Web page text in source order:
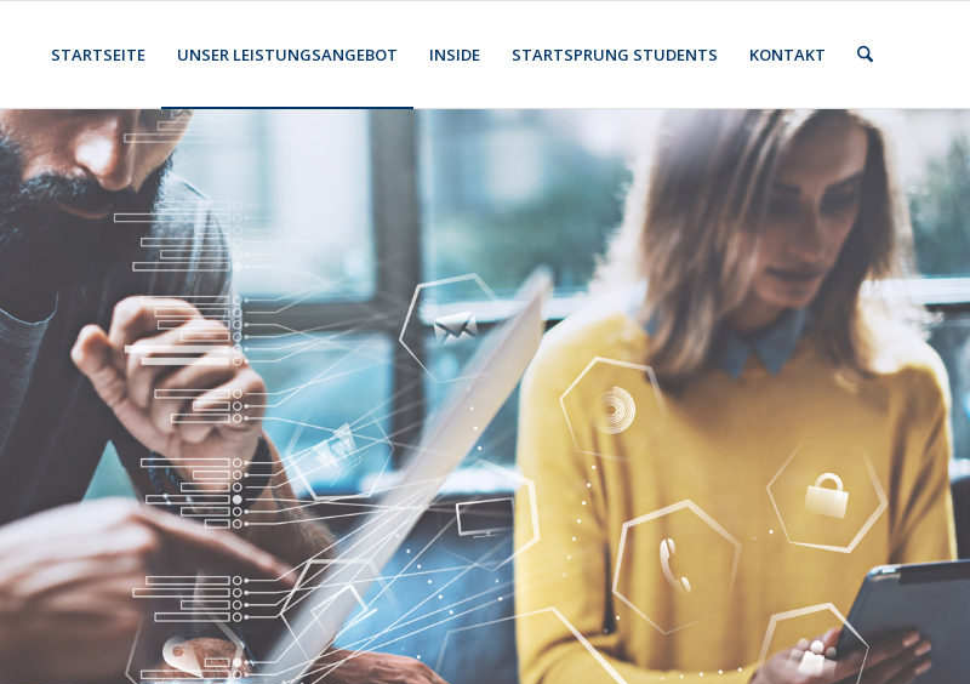
STARTSEITE UNSER LEISTUNGSANGEBOT INSIDE STARTSPRUNG STUDENTS KONTAKT